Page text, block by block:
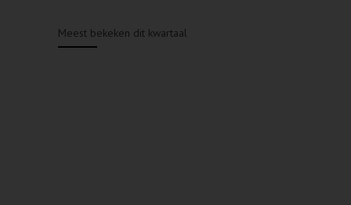
Meest bekeken dit kwartaal